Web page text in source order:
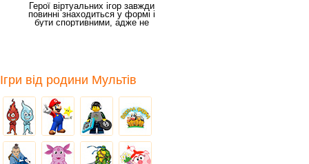
Герої віртуальних ігор завжди
повинні знаходиться у формі і
бути спортивними, адже не
Ігри від родини Мультів